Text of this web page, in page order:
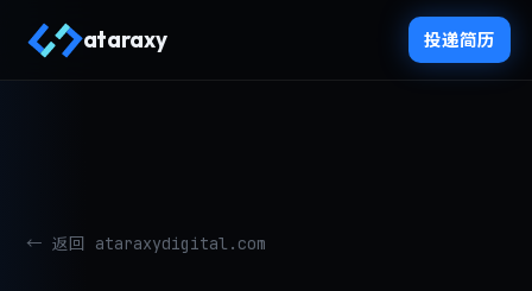
ataraxy 投递简历
← 返回 ataraxydigital.com